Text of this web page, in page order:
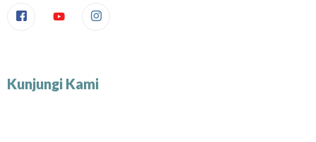
Kunjungi Kami